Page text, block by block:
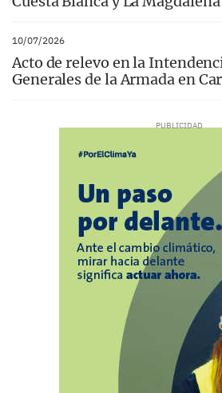
10/07/2026
Acto de relevo en la
Generales de la Armada en